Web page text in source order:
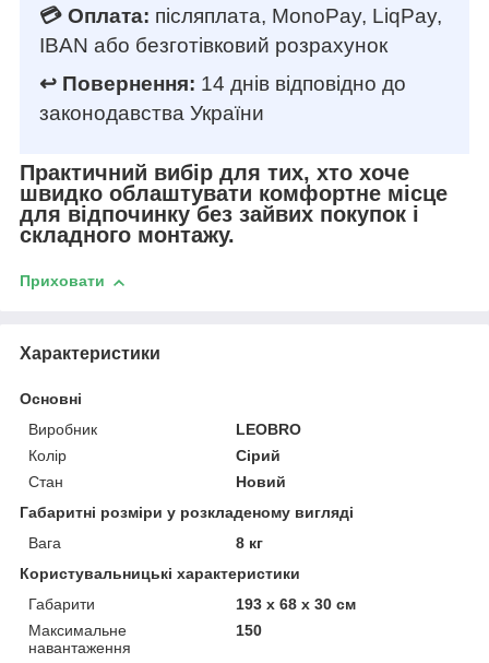
💳 Оплата: післяплата, MonoPay, LiqPay,
IBAN або безготівковий розрахунок
↩️ Повернення: 14 днів відповідно до
законодавства України
Практичний вибір для тих, хто хоче
швидко облаштувати комфортне місце
для відпочинку без зайвих покупок і
складного монтажу.
Приховати
Характеристики
Основні
Виробник
LEOBRO
Колір
Сірий
Стан
Новий
Габаритні розміри у розкладеному вигляді
Вага
8 кг
Користувальницькі характеристики
Габарити
193 х 68 х 30 см
Максимальне
навантаження
150